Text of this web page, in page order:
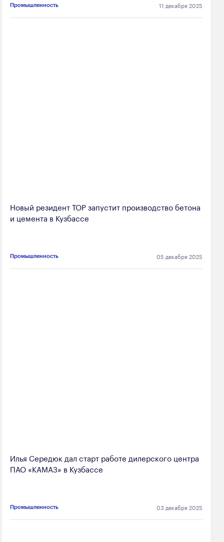
Промышленность 11 декабря 2025
Новый резидент ТОР запустит производство бетона
и цемента в Кузбассе
Промышленность 05 декабря 2025
Илья Середюк дал старт работе дилерского центра
ПАО «КАМАЗ» в Кузбассе
Промышленность 03 декабря 2025